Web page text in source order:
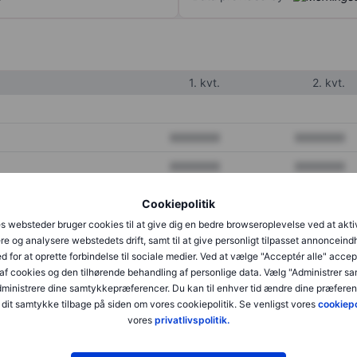
Cookiepolitik
websteder bruger cookies til at give dig en bedre browseroplevelse ved at
og analysere webstedets drift, samt til at give personligt tilpasset
for at oprette forbindelse til sociale medier. Ved at vælge "Acceptér alle"
cookies og den tilhørende behandling af personlige data. Vælg "Administrer
dine samtykkepræferencer. Du kan til enhver tid ændre dine
samtykke tilbage på siden om vores cookiepolitik. Se venligst vores
vores privatlivspolitik.
1. kvt. 2. kvt.
XXXXXXX XXXXXXX
XXXXXXX